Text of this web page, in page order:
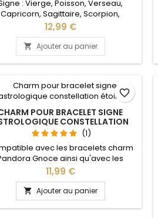
: Vierge, Poisson, Verseau,
Capricorn, Sagittaire, Scorpion,
Balance, Lion, Cancer, Gémeaux,
Bélier Compatible avec les
bracelets Pandora, Gnoce et les
charm de notre site idéal
: Noël, Saint Valentin, anniversaire,
Prix
12,99 €
 Ajouter au panier
POUR BRACELET SIGNE
CONSTELLATION
ÉTOILE
(1)
avec les bracelets charm
Gnoce ainsi qu'avec les
charm de notre site Utilisable
en pendentif sur collier idéal pour :
Noël, Saint Valentin, anniversaire,
de mariage, cadeau, fête
taureau gémeaux cancer lion
Prix
11,99 €
 Ajouter au panier
favorite_border